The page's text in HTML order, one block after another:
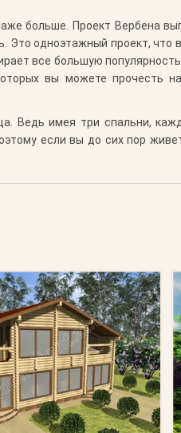
больше. Проект Вербена
одноэтажный проект, что
все большую
вы можете прочесть
Ведь имея три спальни,
если вы до сих пор